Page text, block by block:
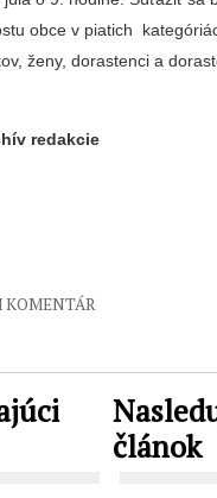
obce v piatich
ženy, dorastenci a
redakcie
článok